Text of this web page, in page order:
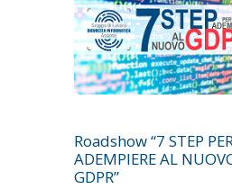
Roadshow “7 STEP
ADEMPIERE AL
GDPR”